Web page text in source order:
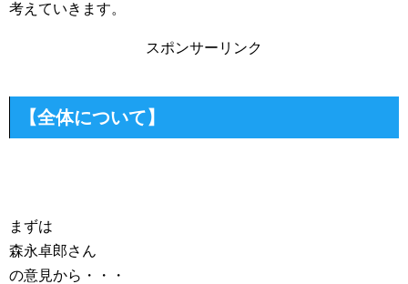
考えていきます。
スポンサーリンク
【全体について】
まずは
森永卓郎さん
の意見から・・・